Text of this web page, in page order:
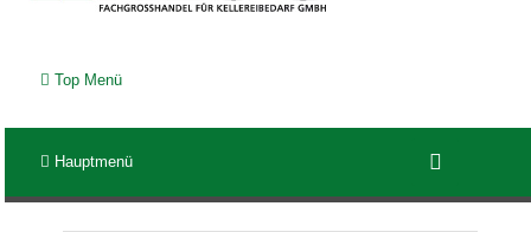
Top Menü
Hauptmenü